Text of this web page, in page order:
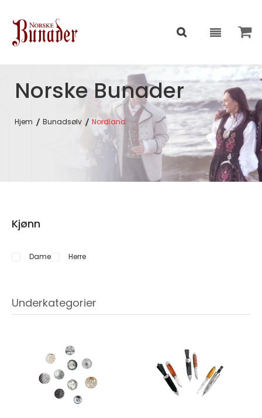
Norske Bunader
Hjem Bunadsølv Nordland
Kjønn
Dame Herre
Underkategorier